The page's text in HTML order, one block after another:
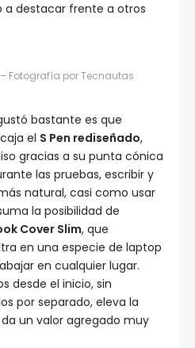
a destacar frente a otros
– Fotografía por Tecnautas
bastante es que
el S Pen rediseñado,
gracias a su punta cónica
las pruebas, escribir y
natural, casi como usar
la posibilidad de
Cover Slim, que
en una especie de laptop
en cualquier lugar.
desde el inicio, sin
por separado, eleva la
un valor agregado muy